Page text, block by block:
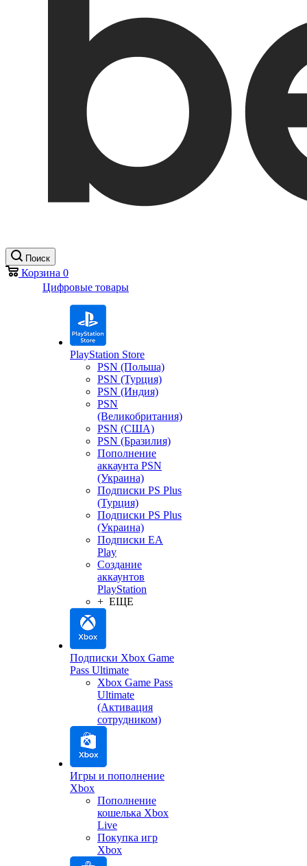
Поиск
Корзина 0
Цифровые товары
PlayStation Store
PSN (Польша)
PSN (Турция)
PSN (Индия)
PSN
(Великобритания)
PSN (США)
PSN (Бразилия)
Пополнение
аккаунта PSN
(Украина)
Подписки PS Plus
(Турция)
Подписки PS Plus
(Украина)
Подписки EA
Play
Создание
аккаунтов
PlayStation
+ ЕЩЕ
Подписки Xbox Game
Pass Ultimate
Xbox Game Pass
Ultimate
(Активация
сотрудником)
Игры и пополнение
Xbox
Пополнение
кошелька Xbox
Live
Покупка игр
Xbox